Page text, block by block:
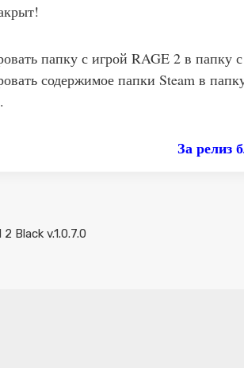
папку с игрой RAGE 2 в папку
содержимое папки Steam в
За релиз
Black v.1.0.7.0